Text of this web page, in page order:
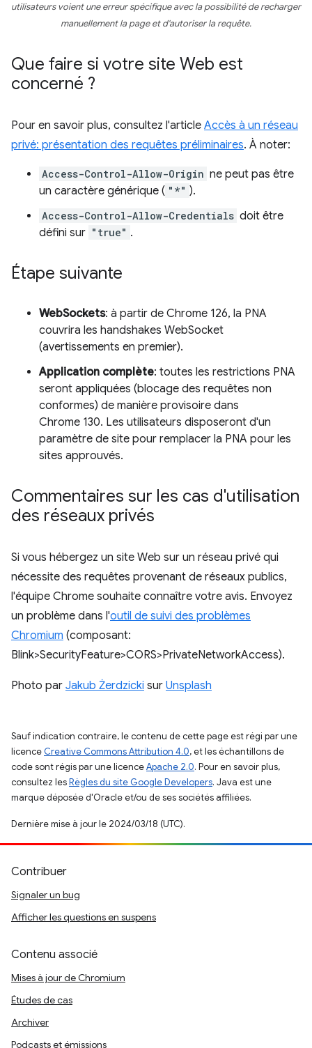
utilisateurs voient une erreur spécifique avec la possibilité de recharger
manuellement la page et d'autoriser la requête.
Que faire si votre site Web est
concerné ?
Pour en savoir plus, consultez l'article Accès à un réseau
privé: présentation des requêtes préliminaires. À noter:
Access-Control-Allow-Origin ne peut pas être
un caractère générique ( "*" ).
Access-Control-Allow-Credentials doit être
défini sur "true" .
Étape suivante
WebSockets: à partir de Chrome 126, la PNA
couvrira les handshakes WebSocket
(avertissements en premier).
Application complète: toutes les restrictions PNA
seront appliquées (blocage des requêtes non
conformes) de manière provisoire dans
Chrome 130. Les utilisateurs disposeront d'un
paramètre de site pour remplacer la PNA pour les
sites approuvés.
Commentaires sur les cas d'utilisation
des réseaux privés
Si vous hébergez un site Web sur un réseau privé qui
nécessite des requêtes provenant de réseaux publics,
l'équipe Chrome souhaite connaître votre avis. Envoyez
un problème dans l'outil de suivi des problèmes
Chromium (composant:
Blink>SecurityFeature>CORS>PrivateNetworkAccess).
Photo par Jakub Żerdzicki sur Unsplash
Sauf indication contraire, le contenu de cette page est régi par une
licence Creative Commons Attribution 4.0, et les échantillons de
code sont régis par une licenceApache 2.0. Pour en savoir plus,
consultez lesRègles du site Google Developers. Java est une
marque déposée d'Oracle et/ou de ses sociétés affiliées.
Dernière mise à jour le 2024/03/18 (UTC).
Contribuer
Signaler un bug
Afficher les questions en suspens
Contenu associé
Mises à jour de Chromium
Études de cas
Archiver
Podcasts et émissions